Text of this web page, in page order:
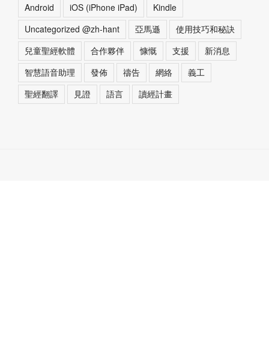
Android iOS (iPhone iPad)
Kindle
Uncategorized @zh-hant
亞馬遜
使用技巧和秘訣
兒童聖經軟體
合作夥伴 慷慨 支援
新消息
智慧語音助理
發佈 禱告 網絡
義工
聖經翻譯
見證 語言 讀經計畫